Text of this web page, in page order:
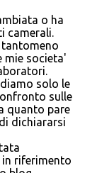
o ha
camerali.
tantomeno
mie societa'
solo le
sulle
quanto pare
dichiararsi
riferimento